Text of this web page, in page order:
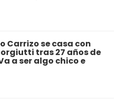
Carrizo se casa con
tras 27 años de
a ser algo chico e